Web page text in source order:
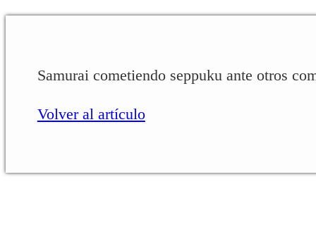
Samurai cometiendo seppuku ante otros
Volver al artículo